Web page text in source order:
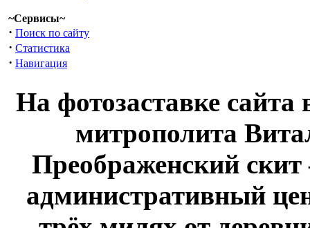
~Сервисы~
· Поиск по сайту
· Статистика
· Навигация
На фотозаставке сайта
митрополита
Преображенский
административный